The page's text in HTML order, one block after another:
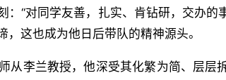
“对同学友善，扎实、肯钻研，交办的
这也成为他日后带队的精神源头。
从李兰教授，他深受其化繁为简、层层